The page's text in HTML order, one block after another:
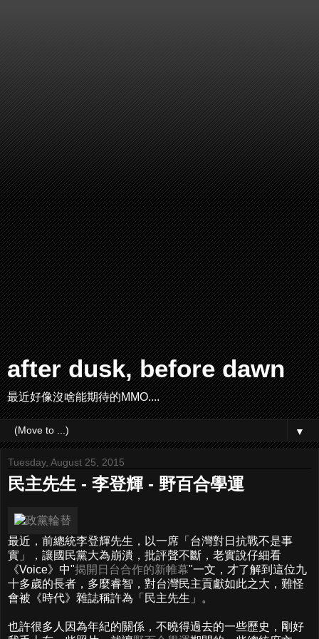
after dusk, before dawn
最近好像沒啥能期待的MMO....
▼
Tuesday, August 25, 2015
民主先生 - 李登輝 - 野百合學運
最近，前總統李登輝先生，以一席「台灣對日抗戰不是事
實」，讓國民黨大為崩潰，批評聲不斷，老實說仔細看
《Voice》中"揭開日台合作的新帷幕"一文，才了解到這位九
十多歲的長者，多麼睿智，對台灣民主貢獻如此之大，難怪
會被《時代》雜誌稱許為「民主先生」。
也許很多人因為年紀的關係，不曉得過去的一些歷史，剛好